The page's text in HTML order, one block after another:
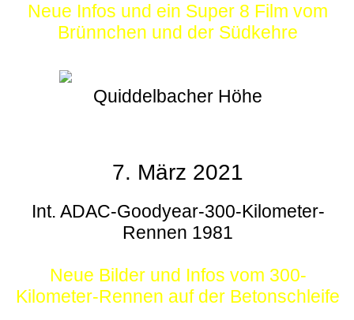
Neue Infos und ein Super 8 Film vom
Brünnchen und der Südkehre
Quiddelbacher Höhe
7. März 2021
Int. ADAC-Goodyear-300-Kilometer-
Rennen 1981
Neue Bilder und Infos vom 300-
Kilometer-Rennen auf der Betonschleife